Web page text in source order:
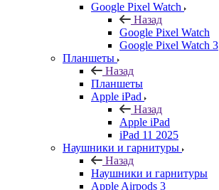
Google Pixel Watch
Назад
Google Pixel Watch
Google Pixel Watch 3
Планшеты
Назад
Планшеты
Apple iPad
Назад
Apple iPad
iPad 11 2025
Наушники и гарнитуры
Назад
Наушники и гарнитуры
Apple Airpods 3